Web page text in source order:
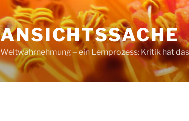
ANSICHTSSACHE
Weltwahrnehmung – ein Lernprozess: Kritik hat